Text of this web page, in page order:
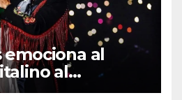
emociona al
al
Lindo” en